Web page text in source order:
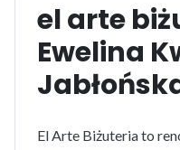
el arte
Ewelina
El Arte Biżuteria to